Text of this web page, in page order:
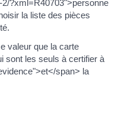
?xml=R40703">personne
la liste des pièces
valeur que la carte
sont les seuls à certifier à
span> la